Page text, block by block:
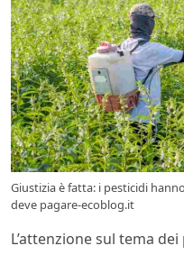
Giustizia è fatta: i pesticidi
deve pagare-ecoblog.it
L’attenzione sul tema